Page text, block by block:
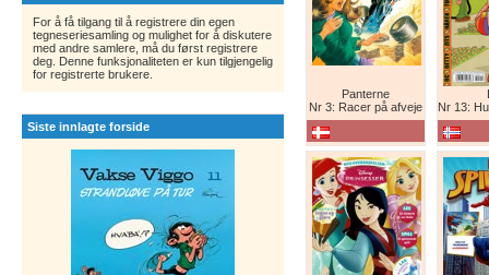
For å få tilgang til å registrere din egen
tegneseriesamling og mulighet for å diskutere
med andre samlere, må du først registrere
deg. Denne funksjonaliteten er kun tilgjengelig
for registrerte brukere.
Siste innlagte forside
Panterne
Nr 3: Racer på afveje
Nr 13: Humor